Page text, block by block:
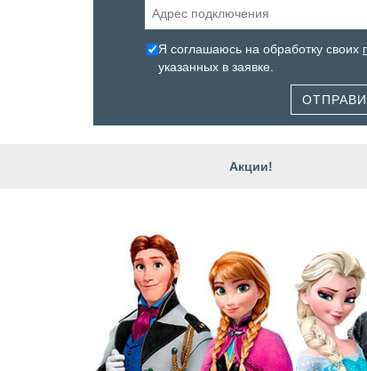
Я соглашаюсь на обработку своих
указанных в заявке.
Акции!